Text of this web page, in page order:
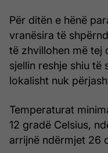
Për ditën e hënë
vranësira të
të zhvillohen më tej
sjellin reshje shiu të
lokalisht nuk
Temperaturat
12 gradë Celsius,
arrijnë ndërmjet 26